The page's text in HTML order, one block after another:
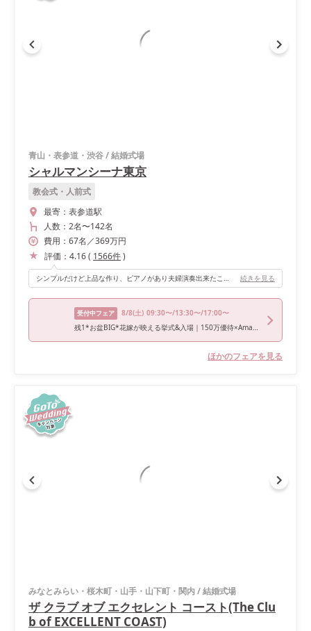
青山・表参道・渋谷/結婚式場
シャルマンシーナ東京
教会式・人前式
最寄： 表参道駅
人数： 2名〜142名
費用： 67名 ／369万円
評価： 4.16( 1566件)
シンプルだけど上品な作り、ピアノがあり夫婦演奏出来たこと。 続きを見る
受付中フェア 8/8(土) 09:30〜/13:30〜/17:00〜
残1*お盆BIG*花嫁が映える挙式&入場｜150万優待×Amazon1.5万
ほかのフェアを見る
みなとみらい・桜木町・山手・山下町・関内/結婚式場
ザ クラブ オブ エクセレント コースト(The Clu
b of EXCELLENT COAST)